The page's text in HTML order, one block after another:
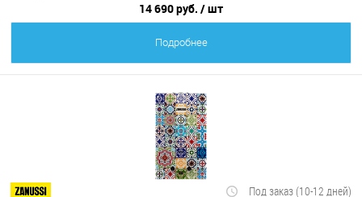
14 690 руб. / шт
Подробнее
Под заказ (10-12 дней)